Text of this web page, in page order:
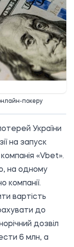
покеру
України
на запуск
«Vbet».
, на одному
компанії.
вартість
до
дозвіл
6 млн, а